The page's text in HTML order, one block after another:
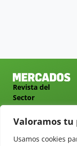
Valoramos tu
Usamos cookies
Revista del
Sector
Hortofrutícola
Presidente